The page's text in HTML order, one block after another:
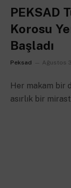
PEKSAD
Korosu
Başladı
Peksad Ağustos
Her makam bir
asırlık bir